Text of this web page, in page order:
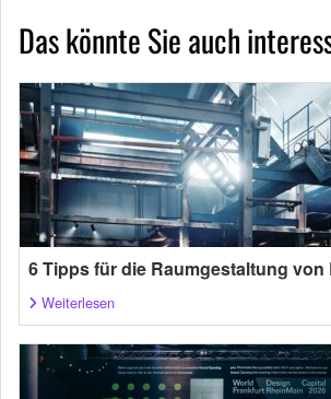
Das könnte Sie auch
6 Tipps für die Raumgestaltung von
Weiterlesen